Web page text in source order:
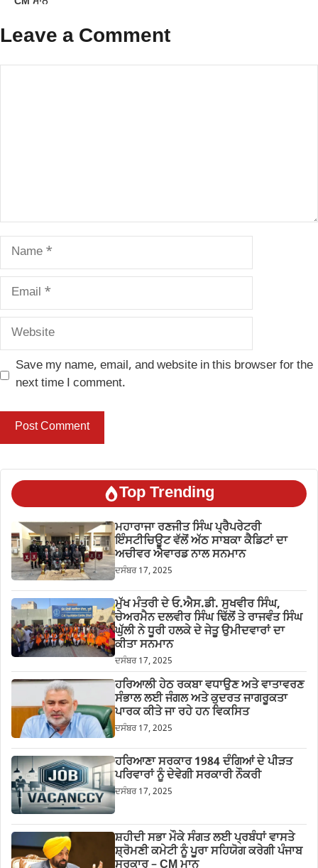
Leave a Comment
Name
Email
Website
Save my name, email, and website in this browser for the
next time I comment.
Top Trending
ਮਹਾਰਾਜਾ ਰਣਜੀਤ ਸਿੰਘ ਪ੍ਰੈਪਰੇਟਰੀ
ਇੰਸਟੀਚਿਊਟ ਵੱਲੋਂ ਅੱਠ ਸਾਬਕਾ ਕੈਡਿਟਾਂ ਦਾ
ਅਚੀਵਰ ਐਵਾਰਡ ਨਾਲ ਸਨਮਾਨ
ਦਸੰਬਰ 17, 2025
ਮੁੱਖ ਮੰਤਰੀ ਦੇ ਓ.ਐਸ.ਡੀ. ਸੁਖਵੀਰ ਸਿੰਘ,
ਚੇਅਰਮੈਨ ਦਲਵੀਰ ਸਿੰਘ ਢਿੱਲੋਂ ਤੇ ਰਾਜਵੰਤ ਸਿੰਘ
ਘੁੱਲੀ ਨੇ ਧੂਰੀ ਹਲਕੇ ਦੇ ਜੇਤੂ ਉਮੀਦਵਾਰਾਂ ਦਾ
ਕੀਤਾ ਸਨਮਾਨ
ਦਸੰਬਰ 17, 2025
ਹਰਿਆਲੀ ਹੇਠ ਰਕਬਾ ਵਧਾਉਣ ਅਤੇ ਵਾਤਾਵਰਣ
ਸੰਭਾਲ ਲਈ ਜੰਗਲ ਅਤੇ ਕੁਦਰਤ ਜਾਗਰੂਕਤਾ
ਪਾਰਕ ਕੀਤੇ ਜਾ ਰਹੇ ਹਨ ਵਿਕਸਿਤ
ਦਸੰਬਰ 17, 2025
ਹਰਿਆਣਾ ਸਰਕਾਰ 1984 ਦੰਗਿਆਂ ਦੇ ਪੀੜਤ
ਪਰਿਵਾਰਾਂ ਨੂੰ ਦੇਵੇਗੀ ਸਰਕਾਰੀ ਨੌਕਰੀ
ਦਸੰਬਰ 17, 2025
ਸ਼ਹੀਦੀ ਸਭਾ ਮੌਕੇ ਸੰਗਤ ਲਈ ਪ੍ਰਬੰਧਾਂ ਵਾਸਤੇ
ਸ਼੍ਰੋਮਣੀ ਕਮੇਟੀ ਨੂੰ ਪੂਰਾ ਸਹਿਯੋਗ ਕਰੇਗੀ ਪੰਜਾਬ